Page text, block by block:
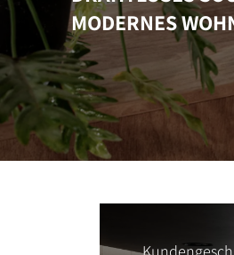
MODERNES